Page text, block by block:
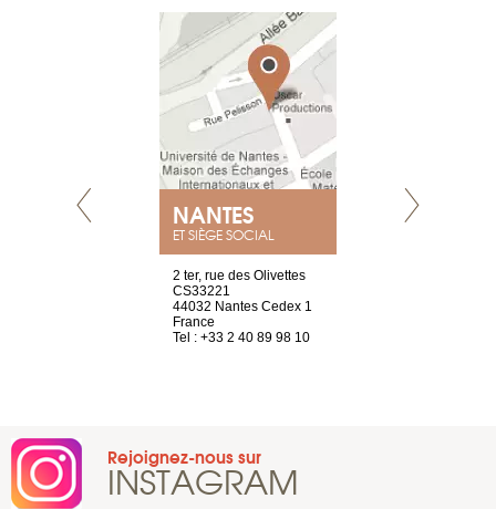
NANTES
ET SIÈGE SOCIAL
2 ter, rue des Olivettes
CS33221
44032 Nantes Cedex 1
France
Tel : +33 2 40 89 98 10
Rejoignez-nous sur
INSTAGRAM